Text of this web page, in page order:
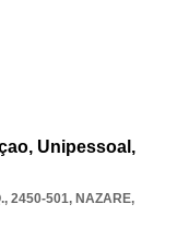
Unipessoal,
2450-501, NAZARE,